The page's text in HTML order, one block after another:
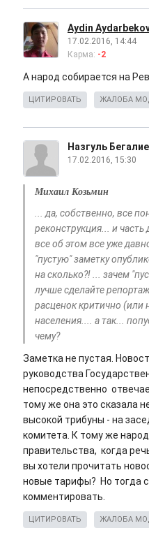
Aydin
17.02.2016, 14:44
Карма: -2
А народ собирается на
ЦИТИРОВАТЬ ЖАЛОБА
Назгуль
17.02.2016, 15:30
Михаил Козьмин
... да, собственно, все
реконструкция... и
все об этом все уже
"пустую" заметку
на сколько?! ... зачем
лучше сделайте
расценок критично (или
населения.... а так...
чему?
Заметка не пустая.
руководства
непосредственно
тому же она это сказала
высокой трибуны - на
комитета. К тому же
правительства, когда
вы хотели прочитать
новые тарифы? Но тогда
комментировать.
ЦИТИРОВАТЬ ЖАЛОБА